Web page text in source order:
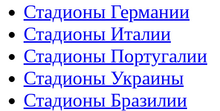
Стадионы Германии
Стадионы Италии
Стадионы Португалии
Стадионы Украины
Стадионы Бразилии